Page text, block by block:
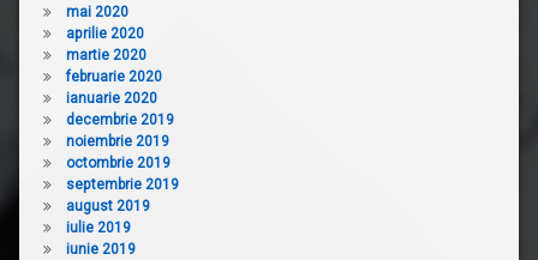
mai 2020
aprilie 2020
martie 2020
februarie 2020
ianuarie 2020
decembrie 2019
noiembrie 2019
octombrie 2019
septembrie 2019
august 2019
iulie 2019
iunie 2019